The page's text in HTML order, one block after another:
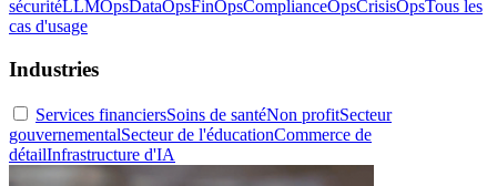
sécuritéLLMOpsDataOpsFinOpsComplianceOpsCrisisOpsTous les
cas d'usage
Industries
Services financiersSoins de santéNon profitSecteur
gouvernementalSecteur de l'éducationCommerce de
détailInfrastructure d'IA